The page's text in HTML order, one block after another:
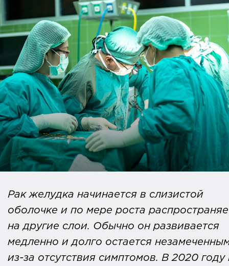
Рак желудка начинается в слизистой
оболочке и по мере роста
на другие слои. Обычно он развивается
медленно и долго остается
из-за отсутствия симптомов. В 2020 году